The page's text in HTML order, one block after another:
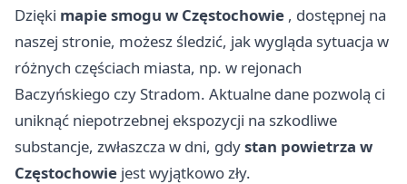
Dzięki mapie smogu w Częstochowie , dostępnej na
naszej stronie, możesz śledzić, jak wygląda sytuacja w
różnych częściach miasta, np. w rejonach
Baczyńskiego czy Stradom. Aktualne dane pozwolą ci
uniknąć niepotrzebnej ekspozycji na szkodliwe
substancje, zwłaszcza w dni, gdystan powietrza w
Częstochowie jest wyjątkowo zły.